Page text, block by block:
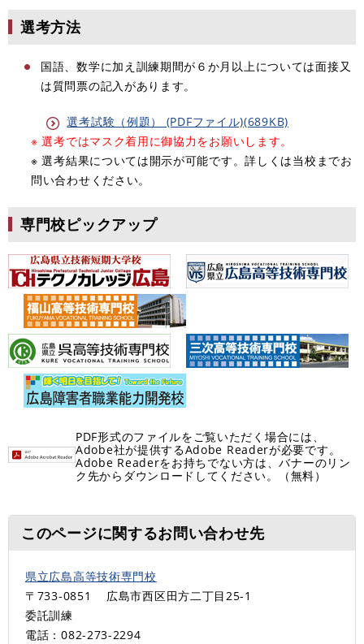
選考方法
​国語、数学に加え訓練期間が６か月以上については面接又
は質問票の記入があります。
​
選考試験（例題） (PDFファイル)(689KB)
※ 選考ではマスク着用に御協力をお願いします。
※ ​選考結果については開示が可能です。詳しくは当校までお
問い合わせください。
専門校ピックアップ
PDF形式のファイルをご覧いただく場合には、
Adobe社が提供するAdobe Readerが必要です。
Adobe Readerをお持ちでない方は、バナーのリン
ク先からダウンロードしてください。（無料）
このページに関するお問い合わせ先
県立広島高等技術専門校
〒733-0851
広島市西区田方二丁目25-1
委託訓練
電話：082-273-2294